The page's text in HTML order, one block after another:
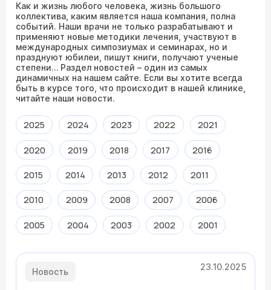
Как и жизнь любого человека, жизнь большого
коллектива, каким является наша компания, полна
событий. Наши врачи не только разрабатывают и
применяют новые методики лечения, участвуют в
международных симпозиумах и семинарах, но и
празднуют юбилеи, пишут книги, получают ученые
степени… Раздел новостей – один из самых
динамичных на нашем сайте. Если вы хотите всегда
быть в курсе того, что происходит в нашей клинике,
читайте наши новости.
2025 2024 2023 2022 2021
2020 2019 2018 2017 2016
2015 2014 2013 2012 2011
2010 2009 2008 2007 2006
2005 2004 2003 2002 2001
Новость 23.10.2025